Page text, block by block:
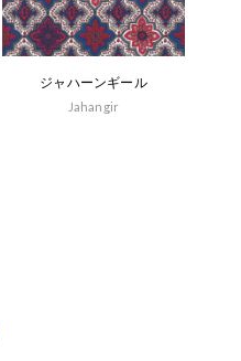
ジャハーンギール
Jahangir